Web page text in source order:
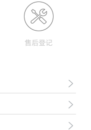
售后登记